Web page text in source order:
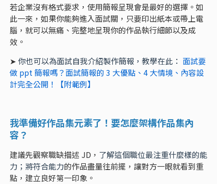
若企業沒有格式要求，使用簡報呈現會是最好的選擇。如
此一來，如果你能夠進入面試關，只要印出紙本或帶上電
腦，就可以無痛、完整地呈現你的作品執行細節以及成
效。
➤ 你也可以為面試自我介紹製作簡報，教學在此： 面試要
做 ppt 簡報嗎？面試簡報的 3 大優點、4 大情境、內容設
計完全公開！【附範例】
我準備好作品集元素了！要怎麼架構作品集內
容？
建議先觀察職缺描述 JD， 了解這個職位最注重什麼樣的能
力；將符合能力的作品盡量往前擺，讓對方一眼就看到重
點，建立良好第一印象。